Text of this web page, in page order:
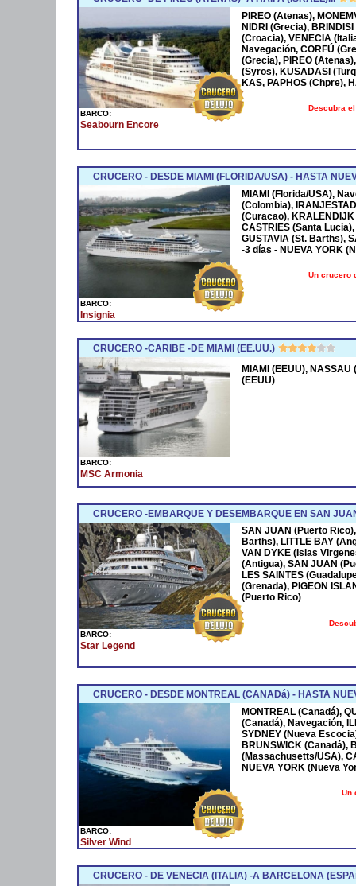
BARCO:
Seabourn Encore
PIREO (Atenas),
NIDRI (Grecia),
(Croacia), VENECIA
Navegación, CORFÚ
(Grecia), PIREO
(Syros), KUSADASI
KAS, PAPHOS (Chpre),
Descubra
CRUCERO - DESDE MIAMI (FLORIDA/USA) - HASTA
BARCO:
Insignia
MIAMI (Florida/USA),
(Colombia),
(Curacao), KRALENDIJK
CASTRIES (Santa
GUSTAVIA (St. Barths),
-3 días - NUEVA YORK
Un crucero
CRUCERO -CARIBE -DE MIAMI (EE.UU.)
BARCO:
MSC Armonia
MIAMI (EEUU), NASSAU
(EEUU)
CRUCERO -EMBARQUE Y DESEMBARQUE EN SAN
BARCO:
Star Legend
SAN JUAN (Puerto
Barths), LITTLE BAY
VAN DYKE (Islas
(Antigua), SAN JUAN
LES SAINTES
(Grenada), PIGEON
(Puerto Rico)
CRUCERO - DESDE MONTREAL (CANADá) - HASTA
BARCO:
Silver Wind
MONTREAL (Canadá),
(Canadá), Navegación,
SYDNEY (Nueva
BRUNSWICK (Canadá),
(Massachusetts/USA),
NUEVA YORK (Nueva
Un
CRUCERO - DE VENECIA (ITALIA) -A BARCELONA